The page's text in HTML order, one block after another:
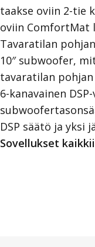
taakse oviin 2-tie
oviin ComfortMat
Tavaratilan
10″ subwoofer,
tavaratilan
6-kanavainen
DSP säätö ja yksi
Sovellukset